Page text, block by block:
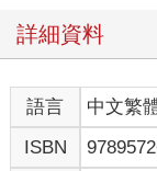
詳細資料
語言 中文繁
ISBN